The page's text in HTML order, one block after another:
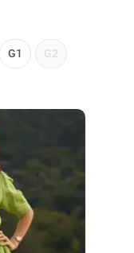
G1 G2